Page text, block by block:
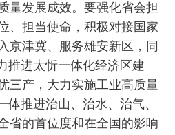
量发展成效。要强化省会担
、担当使命，积极对接国家
京津冀、服务雄安新区，同
推进太忻一体化经济区建
三产，大力实施工业高质量
体推进治山、治水、治气、
省的首位度和在全国的影响